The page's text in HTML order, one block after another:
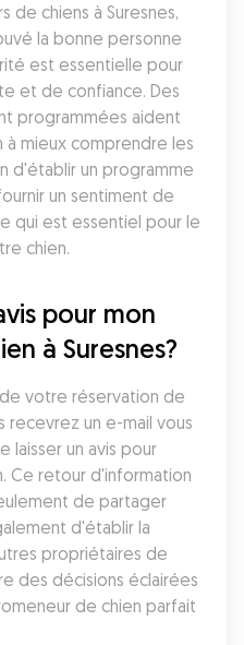
de chiens à Suresnes,
la bonne personne
est essentielle pour
et de confiance. Des
programmées aident
mieux comprendre les
d'établir un programme
un sentiment de
qui est essentiel pour le
chien.
pour mon
à Suresnes?
votre réservation de
recevrez un e-mail vous
laisser un avis pour
Ce retour d'information
de partager
d'établir la
propriétaires de
des décisions éclairées
de chien parfait